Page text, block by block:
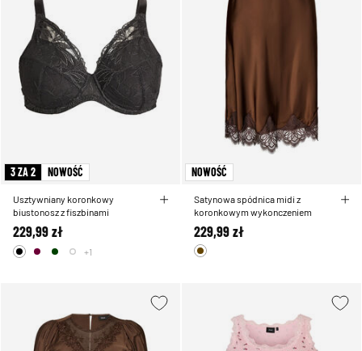
3 ZA 2 NOWOŚĆ
Usztywniany koronkowy
biustonosz z fiszbinami
229,99 zł
+1
NOWOŚĆ
Satynowa spódnica midi z
koronkowym wykonczeniem
229,99 zł